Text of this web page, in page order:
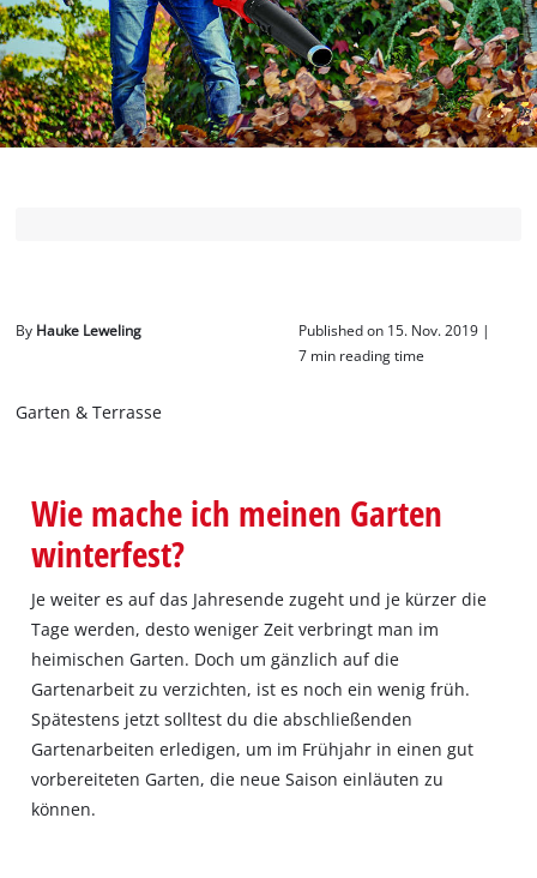
By Hauke Leweling
Published on 15. Nov. 2019 |
7 min reading time
Garten & Terrasse
Wie mache ich meinen Garten
winterfest?
Je weiter es auf das Jahresende zugeht und je kürzer die
Tage werden, desto weniger Zeit verbringt man im
heimischen Garten. Doch um gänzlich auf die
Gartenarbeit zu verzichten, ist es noch ein wenig früh.
Spätestens jetzt solltest du die abschließenden
Gartenarbeiten erledigen, um im Frühjahr in einen gut
vorbereiteten Garten, die neue Saison einläuten zu
können.